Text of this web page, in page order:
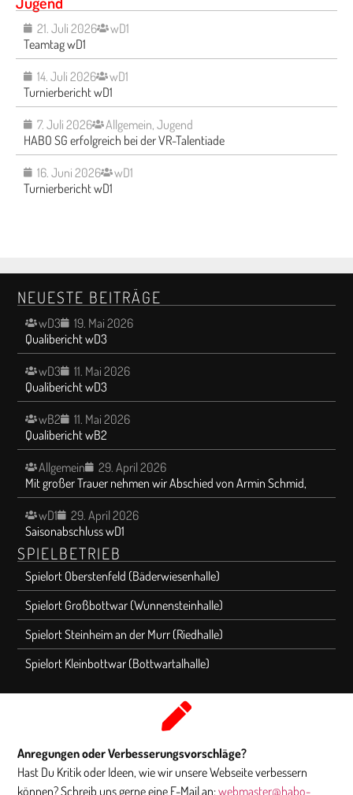
21. Juli 2026
wD1
Teamtag wD1
14. Juli 2026
wD1
Turnierbericht wD1
7. Juli 2026 Allgemein, Jugend
HABO SG erfolgreich bei der VR-Talentiade
16. Juni 2026
wD1
Turnierbericht wD1
NEUESTE BEITRÄGE
wD3
19. Mai 2026
Qualibericht wD3
wD3
11. Mai 2026
Qualibericht wD3
wB2
11. Mai 2026
Qualibericht wB2
Allgemein
29. April 2026
Mit großer Trauer nehmen wir Abschied von Armin Schmid,
wD1
29. April 2026
Saisonabschluss wD1
SPIELBETRIEB
Spielort Oberstenfeld (Bäderwiesenhalle)
Spielort Großbottwar (Wunnensteinhalle)
Spielort Steinheim an der Murr (Riedhalle)
Spielort Kleinbottwar (Bottwartalhalle)
Anregungen oder Verbesserungsvorschläge?
Hast Du Kritik oder Ideen, wie wir unsere Webseite verbessern
können? Schreib uns gerne eine E-Mail an:webmaster@habo-